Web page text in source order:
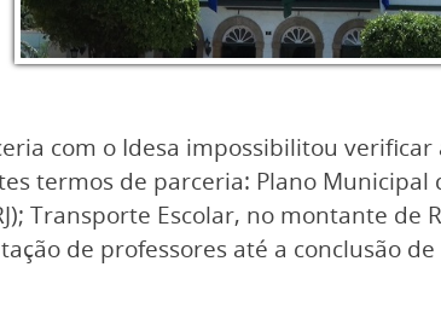
com o Idesa impossibilitou verificar
termos de parceria: Plano Municipal
Transporte Escolar, no montante de
de professores até a conclusão